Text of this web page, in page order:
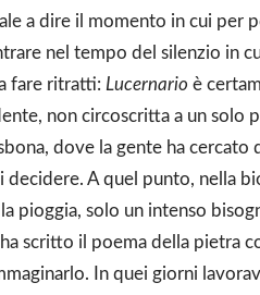
a dire il momento in cui per
nel tempo del silenzio in
fare ritratti: Lucernario è
non circoscritta a un solo
dove la gente ha cercato
decidere. A quel punto, nella
pioggia, solo un intenso
scritto il poema della pietra
In quei giorni